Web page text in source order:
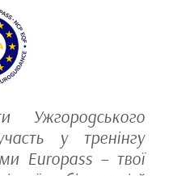
Ужгородського
у тренінгу
Europass – твої